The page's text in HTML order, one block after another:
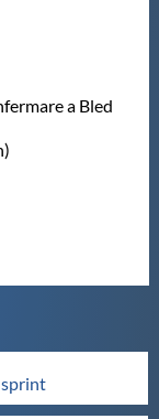
a Bled
sprint